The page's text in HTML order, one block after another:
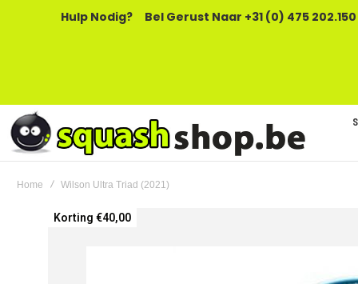
Hulp Nodig? Bel Gerust Naar +31 (0) 475
Home Wilson Ultra Triad (2021)
Ga
Korting €40,00